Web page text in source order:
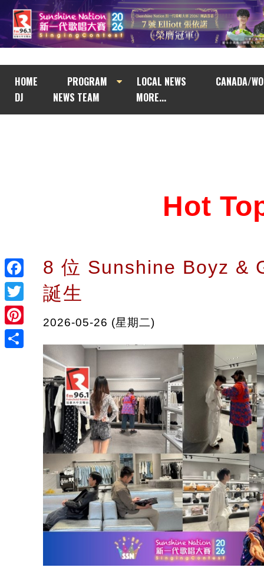
HOME PROGRAM LOCAL NEWS
CANADA/
DJ
NEWS TEAM MORE...
Facebook
Twitter
Pinterest
Hot
8 位 Sunshine Boyz &
誕生
2026-05-26 (星期二)